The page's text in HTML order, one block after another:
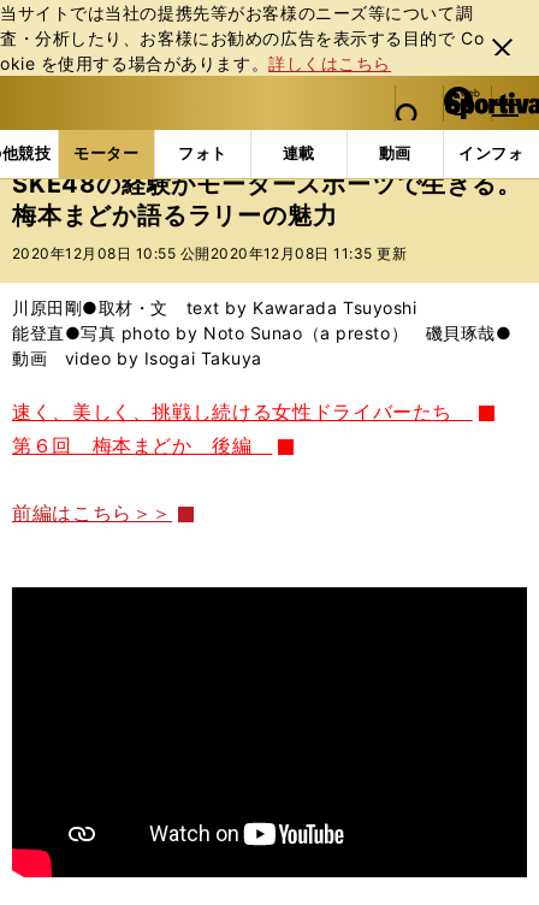
当サイトでは当社の提携先等がお客様のニーズ等について調
査・分析したり、お客様にお勧めの広告を表⽰する⽬的で Co
okie を使⽤する場合があります。詳しくはこちら
閉じ
る
web Sportiva (webスポルティーバ)
検索
マイペ
ー
ジ
メニュ
競技 モーター フォト 連載 動画 インフォ
b
ス
ポ
ル
バ
モーターの記事一覧 モーター その他 SKE48の
SKE48の経験がモータースポーツで生きる。
梅本まどか語るラリーの魅力
2020年12月08日 10:55 公開 2020年12月08日 11:35 更新
川原田剛●取材・文 text by Kawarada Tsuyoshi
能登直●写真 photo by Noto Sunao（a presto） 磯貝琢哉●
動画 video by Isogai Takuya
速く、美しく、挑戦し続ける女性ドライバーたち
第６回 梅本まどか 後編
前編はこちら＞＞